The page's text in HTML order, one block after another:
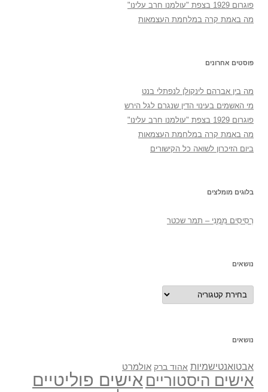
פוגרום 1929 בצפת "עולמנו חרב עלינו"
מה באמת קרה במלחמת העצמאות
פוסטים אחרונים
מה בין אברהם לינקולן לנפתלי בנט
מי האשמים בעינוי הדין שנגרם לגל הירש
פוגרום 1929 בצפת "עולמנו חרב עלינו"
מה באמת קרה במלחמת העצמאות
ביום הזיכרון לשואה כל הקישורים
בלוגים מומלצים
רְסִיסִים מִמֶנִי – תמר שכטר
נושאים
נושאים
נושאים
אבטואנטישמיות אהוד ברק אולמרט
אישים היסטוריים אישים פוליטיים